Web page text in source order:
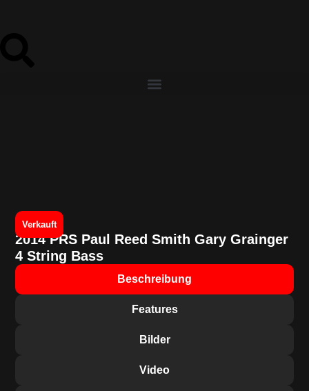
Verkauft
2014 PRS Paul Reed Smith Gary Grainger
4 String Bass
Beschreibung
Features
Bilder
Video